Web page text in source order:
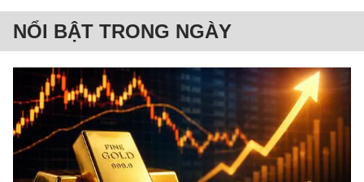
NỔI BẬT TRONG NGÀY